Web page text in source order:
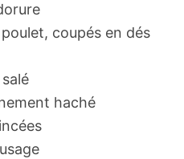
coupés en dés
haché